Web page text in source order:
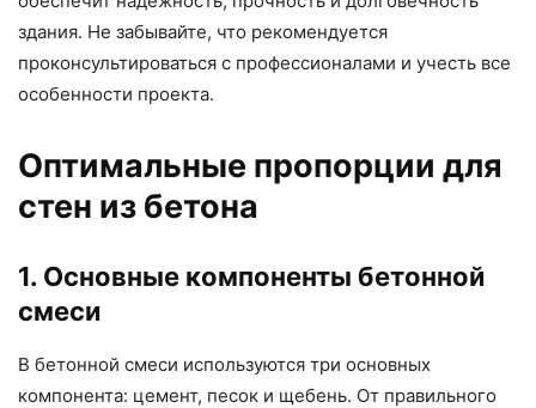
здания. Не забывайте, что рекомендуется
проконсультироваться с профессионалами и учесть все
особенности проекта.
Оптимальные пропорции для
стен из бетона
1. Основные компоненты бетонной
смеси
В бетонной смеси используются три основных
компонента: цемент, песок и щебень. От правильного